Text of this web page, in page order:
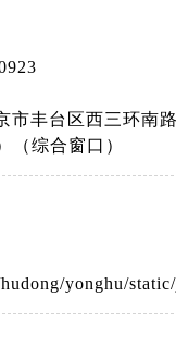
市丰台区西三环南
（综合窗口）
yonghu/